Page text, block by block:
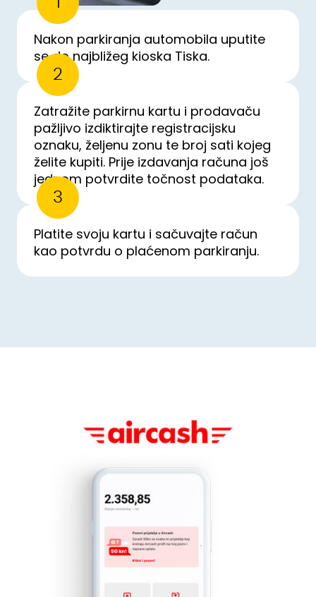
Nakon parkiranja automobila uputite
se do najbližeg kioska Tiska.
2
Zatražite parkirnu kartu i prodavaču
pažljivo izdiktirajte registracijsku
oznaku, željenu zonu te broj sati kojeg
želite kupiti. Prije izdavanja računa još
jednom potvrdite točnost podataka.
3
Platite svoju kartu i sačuvajte račun
kao potvrdu o plaćenom parkiranju.